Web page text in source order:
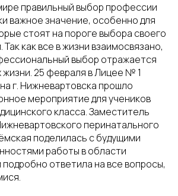
правильный выбор профессии
важное значение, особенно для
стоят на пороге выбора своего
как все в жизни взаимосвязано,
выбор отражается
жизни. 25 февраля в Лицее № 1
г. Нижневартовска прошло
мероприятие для учеников
класса. Заместитель
перинатального
поделилась с будущими
работы в области
ответила на все вопросы,